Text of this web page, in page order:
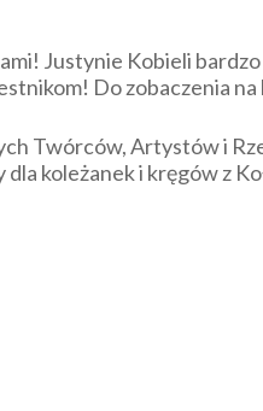
Justynie Kobieli
Do zobaczenia
Twórców, Artystów i
koleżanek i kręgów z